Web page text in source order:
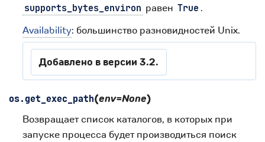
supports_bytes_environ равен True .
Availability: большинство разновидностей Unix.
Добавлено в версии 3.2.
os. get_exec_path(env=None)
Возвращает список каталогов, в которых при
запуске процесса будет производиться поиск